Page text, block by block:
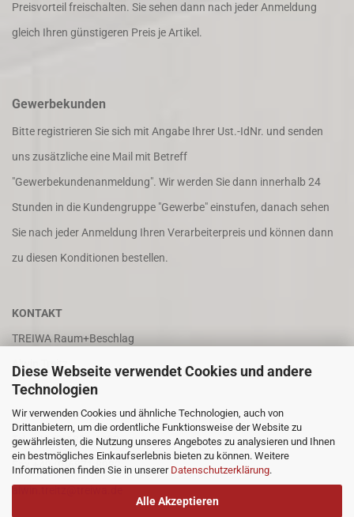
Diese Webseite verwendet Cookies und andere
Technologien
Wir verwenden Cookies und ähnliche Technologien, auch von
Drittanbietern, um die ordentliche Funktionsweise der Website zu
gewährleisten, die Nutzung unseres Angebotes zu analysieren und Ihnen
ein bestmögliches Einkaufserlebnis bieten zu können. Weitere
Informationen finden Sie in unserer Datenschutzerklärung.
Alle Akzeptieren
Preisvorteil freischalten. Sie sehen dann nach jeder Anmeldung
gleich Ihren günstigeren Preis je Artikel.
Gewerbekunden
Bitte registrieren Sie sich mit Angabe Ihrer Ust.-IdNr. und senden
uns zusätzliche eine Mail mit Betreff
"Gewerbekundenanmeldung". Wir werden Sie dann innerhalb 24
Stunden in die Kundengruppe "Gewerbe" einstufen, danach sehen
Sie nach jeder Anmeldung Ihren Verarbeiterpreis und können dann
zu diesen Konditionen bestellen.
KONTAKT
TREIWA Raum+Beschlag
Alwin Treitz
In der Puhl 8
66687 Wadern
Tel. +49 (0)6871 4202
Fax +49 (0)6871 8932
alwin.treitz@treiwa.de